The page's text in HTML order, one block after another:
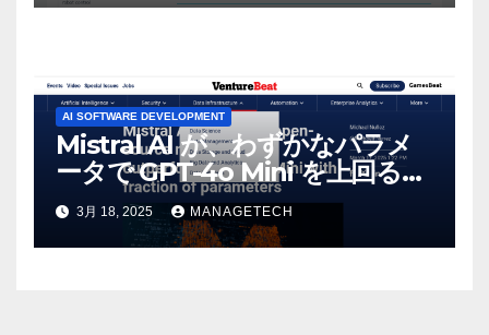
AI SOFTWARE DEVELOPMENT
Mistral AI が、わずかなパラメ
ータで GPT-4o Mini を上回る新
しいオープンソース モデルをリ
リース | VentureBeat
3月 18, 2025 MANAGETECH